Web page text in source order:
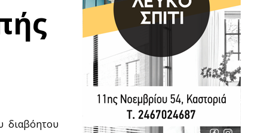
διαβόητου